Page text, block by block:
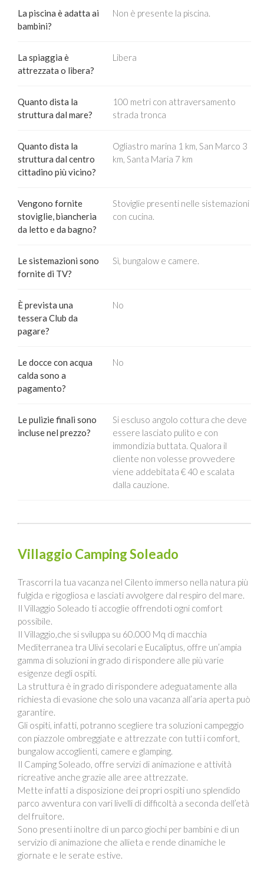
La piscina è adatta ai
bambini?
Non è presente la piscina.
La spiaggia è
attrezzata o libera?
Libera
Quanto dista la
struttura dal mare?
100 metri con attraversamento
strada tronca
Quanto dista la
struttura dal centro
cittadino più vicino?
Ogliastro marina 1 km, San Marco 3
km, Santa Maria 7 km
Vengono fornite
stoviglie, biancheria
da letto e da bagno?
Stoviglie presenti nelle sistemazioni
con cucina.
Le sistemazioni sono
fornite di TV?
Sì, bungalow e camere.
È prevista una
tessera Club da
pagare?
No
Le docce con acqua
calda sono a
pagamento?
No
Le pulizie finali sono
incluse nel prezzo?
Si escluso angolo cottura che deve
essere lasciato pulito e con
immondizia buttata. Qualora il
cliente non volesse provvedere
viene addebitata € 40 e scalata
dalla cauzione.
Villaggio Camping Soleado
Trascorri la tua vacanza nel Cilento immerso nella natura più
fulgida e rigogliosa e lasciati avvolgere dal respiro del mare.
Il Villaggio Soleado ti accoglie offrendoti ogni comfort
possibile.
Il Villaggio,che si sviluppa su 60.000 Mq di macchia
Mediterranea tra Ulivi secolari e Eucaliptus, offre un’ampia
gamma di soluzioni in grado di rispondere alle più varie
esigenze degli ospiti.
La struttura è in grado di rispondere adeguatamente alla
richiesta di evasione che solo una vacanza all’aria aperta può
garantire.
Gli ospiti, infatti, potranno scegliere tra soluzioni campeggio
con piazzole ombreggiate e attrezzate con tutti i comfort,
bungalow accoglienti, camere e glamping.
Il Camping Soleado, offre servizi di animazione e attività
ricreative anche grazie alle aree attrezzate.
Mette infatti a disposizione dei propri ospiti uno splendido
parco avventura con vari livelli di difficoltà a seconda dell’età
del fruitore.
Sono presenti inoltre di un parco giochi per bambini e di un
servizio di animazione che allieta e rende dinamiche le
giornate e le serate estive.